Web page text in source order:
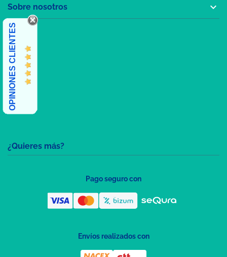
¿Quieres más?
Sobre nosotros 
OPINIONES CLIENTES
Pago seguro con
Envíos realizados con